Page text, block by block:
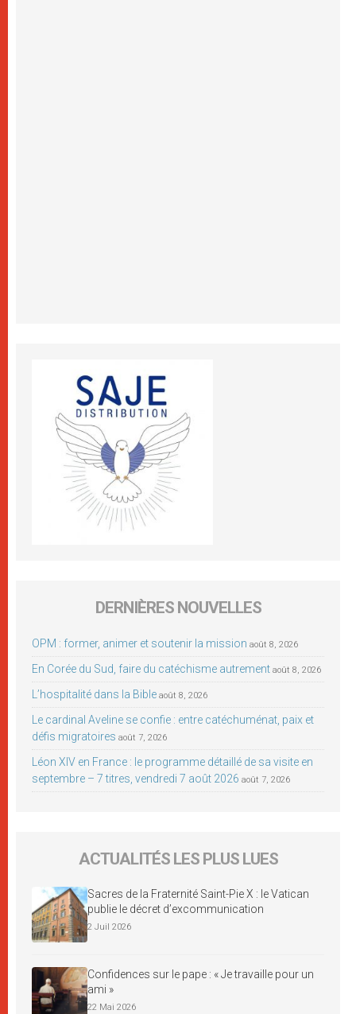
DERNIÈRES NOUVELLES
OPM : former, animer et soutenir la mission août 8, 2026
En Corée du Sud, faire du catéchisme autrement août 8, 2026
L’hospitalité dans la Bible août 8, 2026
Le cardinal Aveline se confie : entre catéchuménat, paix et
défis migratoires août 7, 2026
Léon XIV en France : le programme détaillé de sa visite en
septembre – 7 titres, vendredi 7 août 2026 août 7, 2026
ACTUALITÉS LES PLUS LUES
Sacres de la Fraternité Saint-Pie X : le Vatican
publie le décret d’excommunication
2 Juil 2026
Confidences sur le pape : « Je travaille pour un
ami »
22 Mai 2026